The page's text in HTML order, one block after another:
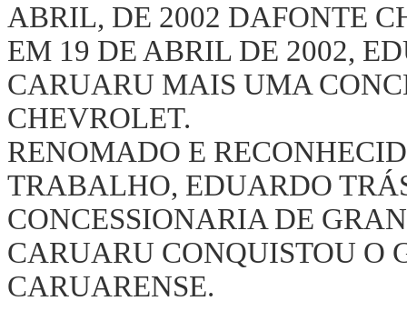
ABRIL, DE 2002 DAFONTE
EM 19 DE ABRIL DE 2002,
CARUARU MAIS UMA
CHEVROLET.
RENOMADO E
TRABALHO, EDUARDO
CONCESSIONARIA DE
CARUARU CONQUISTOU O
CARUARENSE.